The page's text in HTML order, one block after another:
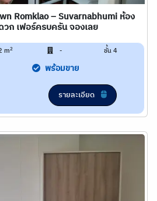
Romklao – Suvarnabhumi ห้อง
วก เฟอร์ครบครัน จองเลย
m2 - ชั้น 4
พร้อมขาย
รายละเอียด